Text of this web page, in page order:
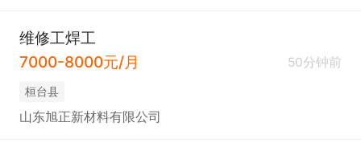
维修工焊工
7000-8000元/月
50分钟前
桓台县
山东旭正新材料有限公司